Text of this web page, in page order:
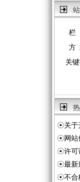
栏
方
关键
☉关
☉网
☉许可
☉最
☉不合